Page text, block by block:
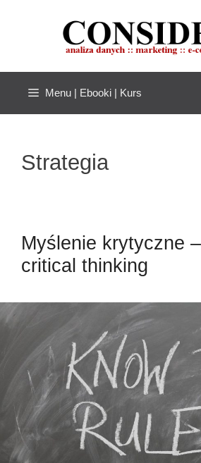
Menu | Ebooki | Kurs
Strategia
Myślenie krytyczne
critical thinking